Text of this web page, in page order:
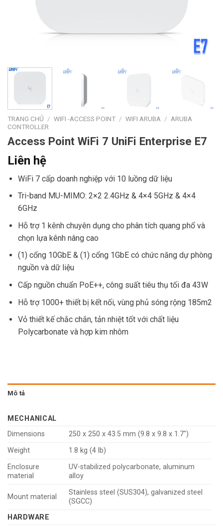
TRANG CHỦ / WIFI -ACCESS POINT / WIFI ARUBA / ARUBA
CONTROLLER
Access Point WiFi 7 UniFi Enterprise E7
Liên hệ
WiFi 7 cấp doanh nghiệp với 10 luồng dữ liệu
Tri-band MU-MIMO: 2×2 2.4GHz & 4×4 5GHz & 4×4
6GHz
Hỗ trợ 1 kênh chuyên dụng cho phân tích quang phổ và
chọn lựa kênh nâng cao
(1) cổng 10GbE & (1) cổng 1GbE có chức năng dự phòng
nguồn và dữ liệu
Cấp nguồn chuẩn PoE++, công suất tiêu thụ tối đa 43W
Hỗ trợ 1000+ thiết bị kết nối, vùng phủ sóng rộng 185m2
Vỏ thiết kế chắc chắn, tản nhiệt tốt với chất liệu
Polycarbonate và hợp kim nhôm
Mô tả
MECHANICAL
Dimensions
250 x 250 x 43.5 mm (9.8 x 9.8 x 1.7″)
Weight
1.8 kg (4 lb)
Enclosure
material
UV-stabilized polycarbonate, aluminum
alloy
Mount material
Stainless steel (SUS304), galvanized steel
(SGCC)
HARDWARE